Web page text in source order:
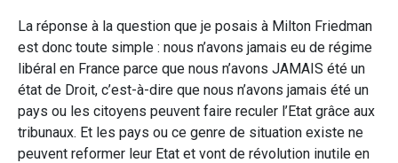
La réponse à la question que je posais à Milton Friedman
est donc toute simple : nous n’avons jamais eu de régime
libéral en France parce que nous n’avons JAMAIS été un
état de Droit, c’est-à-dire que nous n’avons jamais été un
pays ou les citoyens peuvent faire reculer l’Etat grâce aux
tribunaux. Et les pays ou ce genre de situation existe ne
peuvent reformer leur Etat et vont de révolution inutile en